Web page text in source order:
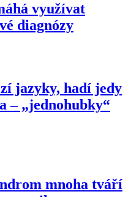
využívat
diagnózy
jazyky, hadí jedy
–⁠ „jednohubky“
mnoha tváří